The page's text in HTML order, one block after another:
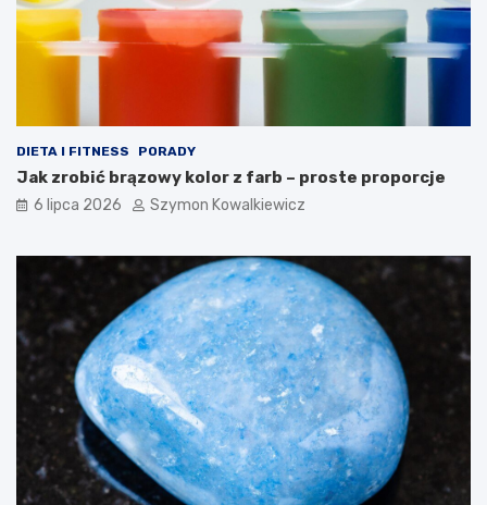
DIETA I FITNESS PORADY
Jak zrobić brązowy kolor z farb – proste proporcje
6 lipca 2026 Szymon Kowalkiewicz